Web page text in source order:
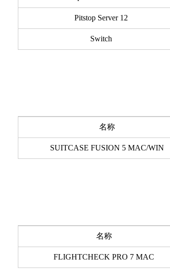
Pitstop Server 12
Switch
名称
SUITCASE FUSION 5 MAC/WIN
名称
FLIGHTCHECK PRO 7 MAC